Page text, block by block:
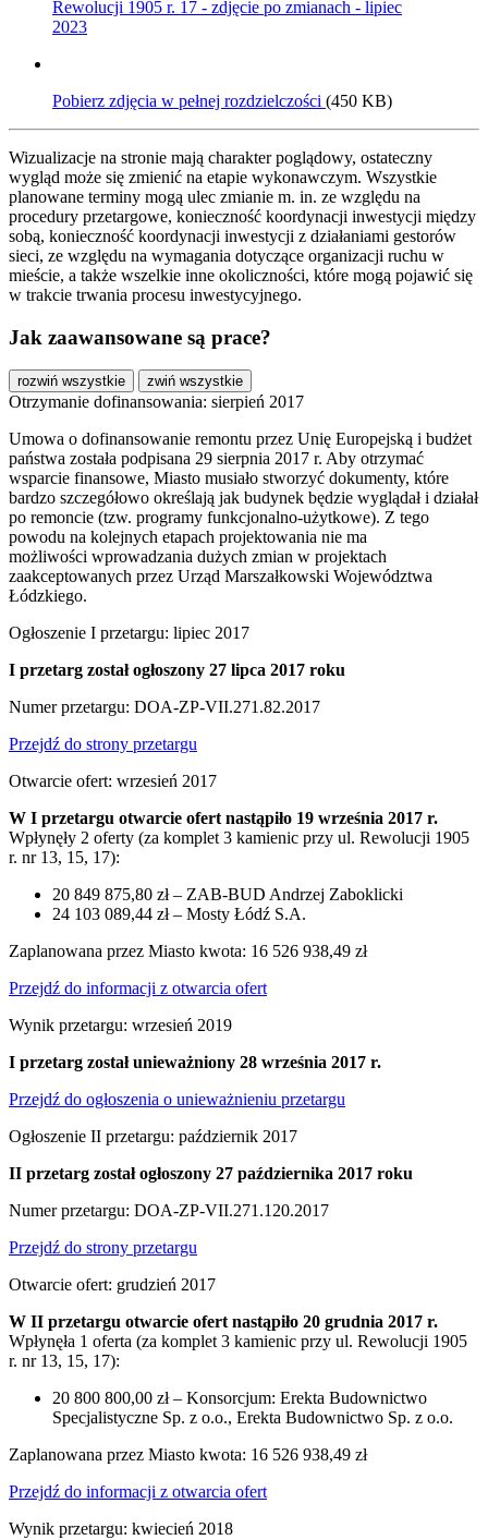
Rewolucji 1905 r. 17 - zdjęcie po zmianach - lipiec
2023
Pobierz zdjęcia w pełnej rozdzielczości (450 KB)
Wizualizacje na stronie mają charakter poglądowy, ostateczny
wygląd może się zmienić na etapie wykonawczym. Wszystkie
planowane terminy mogą ulec zmianie m. in. ze względu na
procedury przetargowe, konieczność koordynacji inwestycji między
sobą, konieczność koordynacji inwestycji z działaniami gestorów
sieci, ze względu na wymagania dotyczące organizacji ruchu w
mieście, a także wszelkie inne okoliczności, które mogą pojawić się
w trakcie trwania procesu inwestycyjnego.
Jak zaawansowane są prace?
rozwiń wszystkie zwiń wszystkie
Otrzymanie dofinansowania: sierpień 2017
Umowa o dofinansowanie remontu przez Unię Europejską i budżet
państwa została podpisana 29 sierpnia 2017 r. Aby otrzymać
wsparcie finansowe, Miasto musiało stworzyć dokumenty, które
bardzo szczegółowo określają jak budynek będzie wyglądał i działał
po remoncie (tzw. programy funkcjonalno-użytkowe). Z tego
powodu na kolejnych etapach projektowania nie ma
możliwości wprowadzania dużych zmian w projektach
zaakceptowanych przez Urząd Marszałkowski Województwa
Łódzkiego.
Ogłoszenie I przetargu: lipiec 2017
I przetarg został ogłoszony 27 lipca 2017 roku
Numer przetargu: DOA-ZP-VII.271.82.2017
Przejdź do strony przetargu
Otwarcie ofert: wrzesień 2017
W I przetargu otwarcie ofert nastąpiło 19 września 2017 r.
Wpłynęły 2 oferty (za komplet 3 kamienic przy ul. Rewolucji 1905
r. nr 13, 15, 17):
20 849 875,80 zł – ZAB-BUD Andrzej Zaboklicki
24 103 089,44 zł – Mosty Łódź S.A.
Zaplanowana przez Miasto kwota: 16 526 938,49 zł
Przejdź do informacji z otwarcia ofert
Wynik przetargu: wrzesień 2019
I przetarg został unieważniony 28 września 2017 r.
Przejdź do ogłoszenia o unieważnieniu przetargu
Ogłoszenie II przetargu: październik 2017
II przetarg został ogłoszony 27 października 2017 roku
Numer przetargu: DOA-ZP-VII.271.120.2017
Przejdź do strony przetargu
Otwarcie ofert: grudzień 2017
W II przetargu otwarcie ofert nastąpiło 20 grudnia 2017 r.
Wpłynęła 1 oferta (za komplet 3 kamienic przy ul. Rewolucji 1905
r. nr 13, 15, 17):
20 800 800,00 zł – Konsorcjum: Erekta Budownictwo
Specjalistyczne Sp. z o.o., Erekta Budownictwo Sp. z o.o.
Zaplanowana przez Miasto kwota: 16 526 938,49 zł
Przejdź do informacji z otwarcia ofert
Wynik przetargu: kwiecień 2018